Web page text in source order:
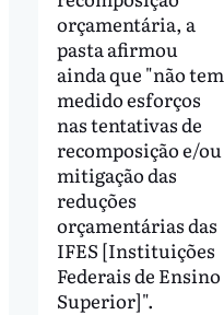
orçamentária, a
pasta afirmou
ainda que "não tem
medido esforços
nas tentativas de
recomposição e/ou
mitigação das
reduções
orçamentárias das
IFES [Instituições
Federais de Ensino
Superior]".